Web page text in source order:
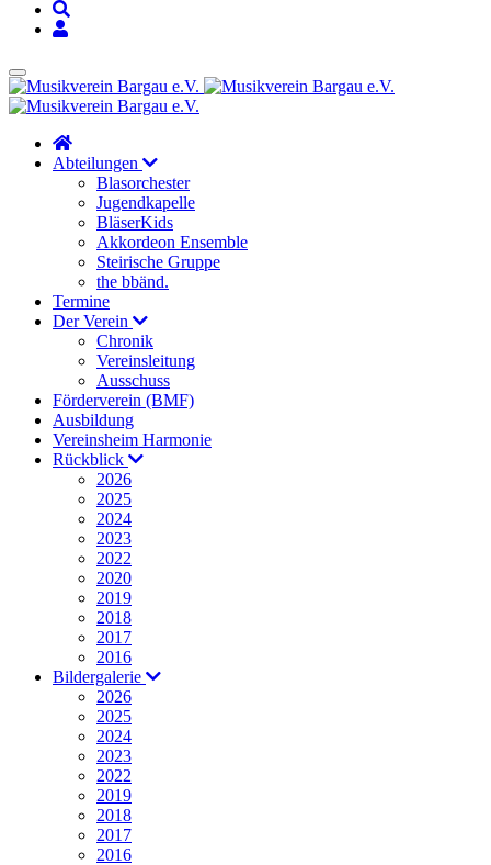
Abteilungen
Blasorchester
Jugendkapelle
BläserKids
Akkordeon Ensemble
Steirische Gruppe
the bbänd.
Termine
Der Verein
Chronik
Vereinsleitung
Ausschuss
Förderverein (BMF)
Ausbildung
Vereinsheim Harmonie
Rückblick
2026
2025
2024
2023
2022
2020
2019
2018
2017
2016
Bildergalerie
2026
2025
2024
2023
2022
2019
2018
2017
2016